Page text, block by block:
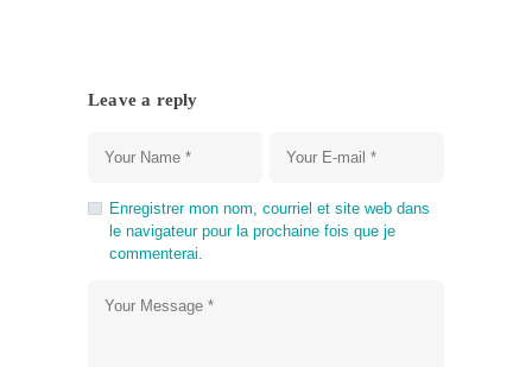
Leave a reply
Enregistrer mon nom, courriel et site web dans
le navigateur pour la prochaine fois que je
commenterai.